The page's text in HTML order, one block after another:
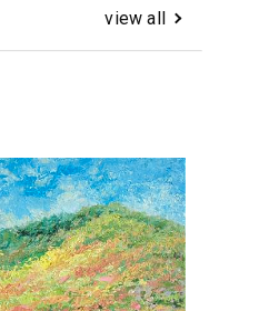
view all